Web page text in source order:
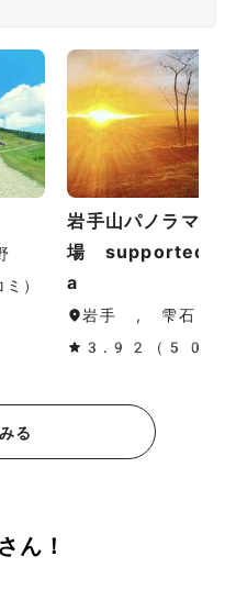
）
岩手山パノラマ大
場 supported
a
岩手 , 雫石
3.92（50件の
る
ん！